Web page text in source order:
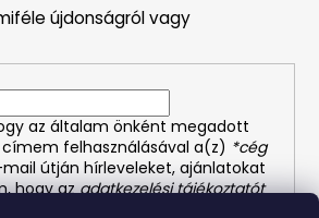
újdonságról vagy
az általam önként megadott
felhasználásával a(z) *cég
útján hírleveleket, ajánlatokat
hogy azadatkezelési tájékoztatót